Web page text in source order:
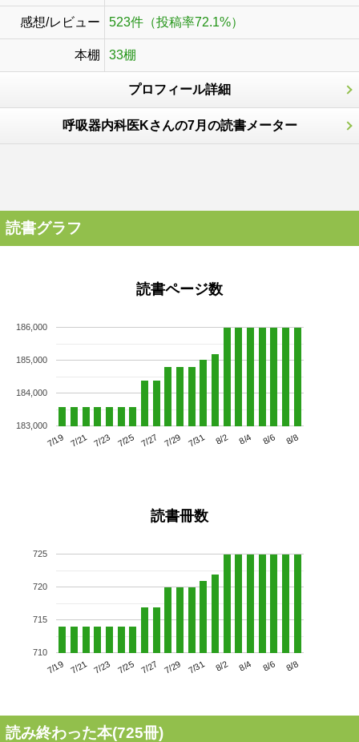
感想/レビュー 523件（投稿率72.1%）
本棚 33棚
プロフィール詳細
呼吸器内科医Kさんの7月の読書メーター
読書グラフ
読書ページ数
7/19 7/21 7/23 7/25 7/27 7/29 7/31 8/2 8/4 8/6 8/8
183,000
184,000
185,000
186,000
読書冊数
7/19 7/21 7/23 7/25 7/27 7/29 7/31 8/2 8/4 8/6 8/8
710
715
720
725
読み終わった本(725冊)